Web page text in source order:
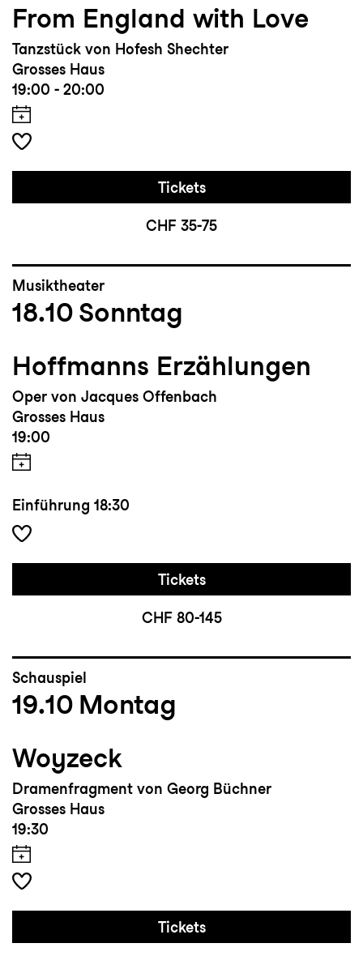
From England with Love
Tanzstück von Hofesh Shechter
Grosses Haus
19:00 - 20:00
Tickets
CHF 35-75
Musiktheater
18.10 Sonntag
Hoffmanns Erzählungen
Oper von Jacques Offenbach
Grosses Haus
19:00
Einführung 18:30
Tickets
CHF 80-145
Schauspiel
19.10 Montag
Woyzeck
Dramenfragment von Georg Büchner
Grosses Haus
19:30
Tickets